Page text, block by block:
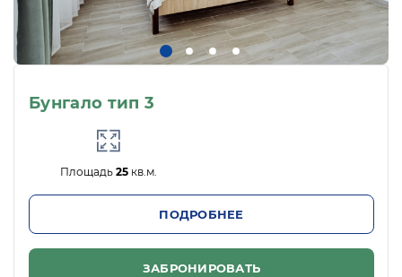
Бунгало тип 3
Площадь 25кв.м.
ПОДРОБНЕЕ
ЗАБРОНИРОВАТЬ